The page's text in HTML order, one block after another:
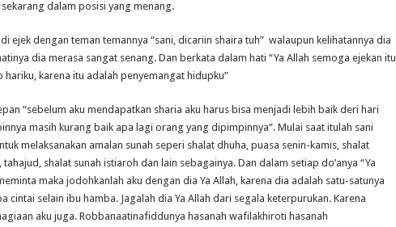
dalam posisi yang menang.
ejek dengan teman temannya “sani, dicariin shaira tuh” walaupun kelihatannya dia
dia merasa sangat senang. Dan berkata dalam hati “Ya Allah semoga ejekan itu
hariku, karena itu adalah penyemangat hidupku”
“sebelum aku mendapatkan sharia aku harus bisa menjadi lebih baik deri hari
masih kurang baik apa lagi orang yang dipimpinnya”. Mulai saat itulah sani
melaksanakan amalan sunah seperi shalat dhuha, puasa senin-kamis, shalat
shalat sunah istiaroh dan lain sebagainya. Dan dalam setiap do’anya “Ya
maka jodohkanlah aku dengan dia Ya Allah, karena dia adalah satu-satunya
cintai selain ibu hamba. Jagalah dia Ya Allah dari segala keterpurukan. Karena
aku juga. Robbanaatinafiddunya hasanah wafilakhiroti hasanah